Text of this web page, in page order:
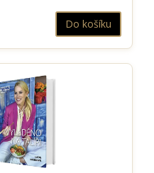
Do košíku